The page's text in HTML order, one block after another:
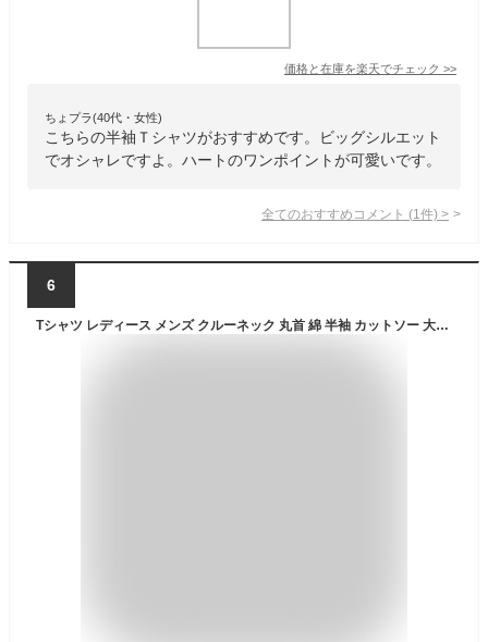
価格と在庫を楽天でチェック >>
ちょプラ(40代・女性)
こちらの半袖Ｔシャツがおすすめです。ビッグシルエット
でオシャレですよ。ハートのワンポイントが可愛いです。
全てのおすすめコメント (1 件) >
6
Tシャツ レディース メンズ クルーネック 丸首 綿 半袖 カットソー 大人かわいい オシャレ かっこいい ペア カップル おそろ リンクコーデ 韓国 Korea 犬 プリント プリントTシャツ フレンチブルドック かわいい 可愛い おしゃれ オシャレ シンプル 癒され